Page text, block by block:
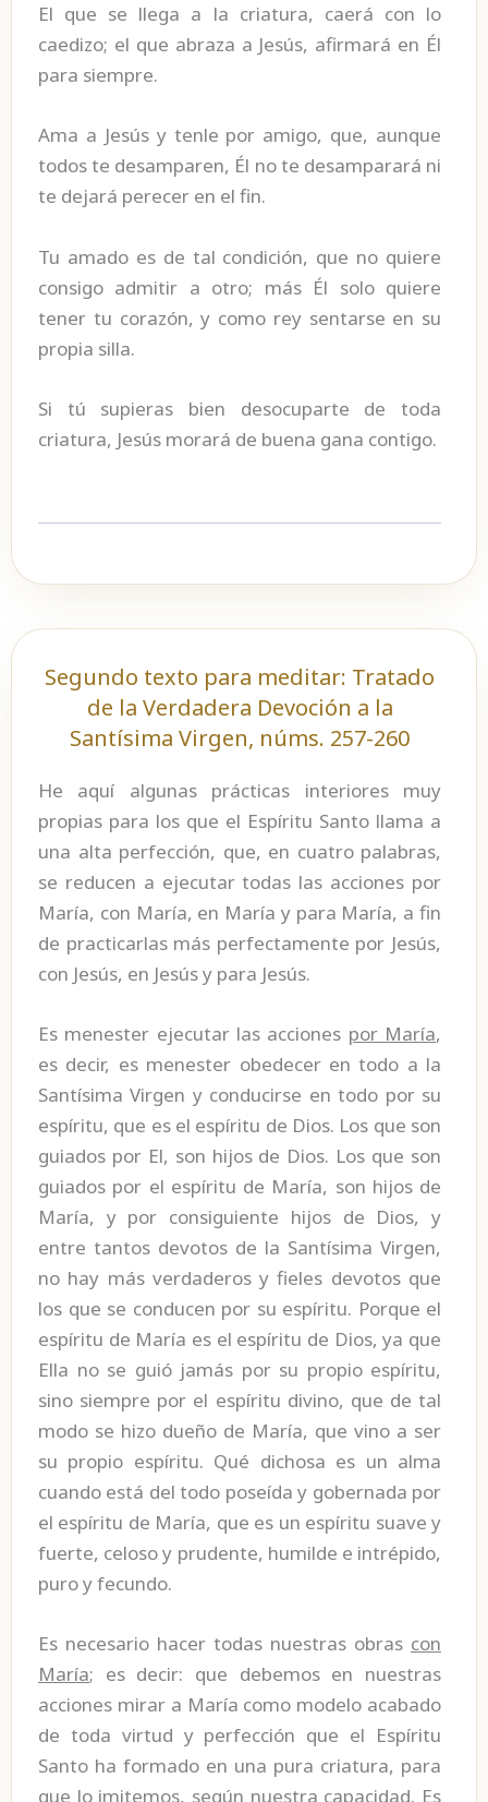
El que se llega a la criatura, caerá con lo
caedizo; el que abraza a Jesús, afirmará en Él
para siempre.
Ama a Jesús y tenle por amigo, que, aunque
todos te desamparen, Él no te desamparará ni
te dejará perecer en el fin.
Tu amado es de tal condición, que no quiere
consigo admitir a otro; más Él solo quiere
tener tu corazón, y como rey sentarse en su
propia silla.
Si tú supieras bien desocuparte de toda
criatura, Jesús morará de buena gana contigo.
Segundo texto para meditar: Tratado
de la Verdadera Devoción a la
Santísima Virgen, núms. 257-260
He aquí algunas prácticas interiores muy
propias para los que el Espíritu Santo llama a
una alta perfección, que, en cuatro palabras,
se reducen a ejecutar todas las acciones por
María, con María, en María y para María, a fin
de practicarlas más perfectamente por Jesús,
con Jesús, en Jesús y para Jesús.
Es menester ejecutar las acciones por María,
es decir, es menester obedecer en todo a la
Santísima Virgen y conducirse en todo por su
espíritu, que es el espíritu de Dios. Los que son
guiados por El, son hijos de Dios. Los que son
guiados por el espíritu de María, son hijos de
María, y por consiguiente hijos de Dios, y
entre tantos devotos de la Santísima Virgen,
no hay más verdaderos y fieles devotos que
los que se conducen por su espíritu. Porque el
espíritu de María es el espíritu de Dios, ya que
Ella no se guió jamás por su propio espíritu,
sino siempre por el espíritu divino, que de tal
modo se hizo dueño de María, que vino a ser
su propio espíritu. Qué dichosa es un alma
cuando está del todo poseída y gobernada por
el espíritu de María, que es un espíritu suave y
fuerte, celoso y prudente, humilde e intrépido,
puro y fecundo.
Es necesario hacer todas nuestras obras con
María; es decir: que debemos en nuestras
acciones mirar a María como modelo acabado
de toda virtud y perfección que el Espíritu
Santo ha formado en una pura criatura, para
que lo imitemos, según nuestra capacidad. Es